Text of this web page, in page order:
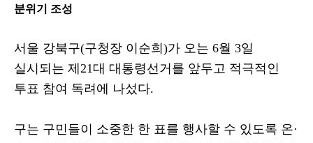
분위기 조성
서울 강북구(구청장 이순희 )가 오는 6월 3일
실시되는 제 21대 대통령선거를 앞두고 적극적인
투표 참여 독려에 나섰다.
구는 구민들이 소중한 한 표를 행사할 수 있도록 온·